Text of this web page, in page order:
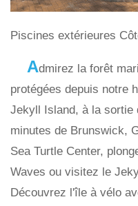
Piscines extérieures
Admirez la forêt
protégées depuis notre
Jekyll Island, à la sortie
minutes de Brunswick,
Sea Turtle Center,
Waves ou visitez le
Découvrez l'île à vélo